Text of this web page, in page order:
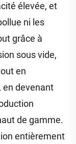
élevée, et
ni les
grâce à
sous vide,
en
en devenant
de gamme.
entièrement